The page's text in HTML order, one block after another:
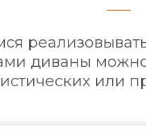
диваны
или